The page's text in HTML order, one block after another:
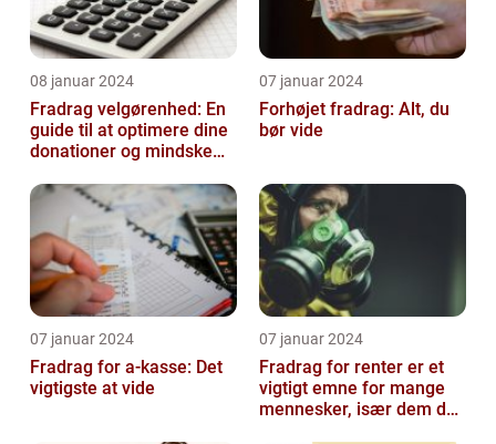
08 januar 2024
Fradrag velgørenhed: En
guide til at optimere dine
donationer og mindske
07 januar 2024
Forhøjet fradrag: Alt, du
bør vide
07 januar 2024
Fradrag for a-kasse: Det
vigtigste at vide
07 januar 2024
Fradrag for renter er et
vigtigt emne for mange
mennesker, især dem der